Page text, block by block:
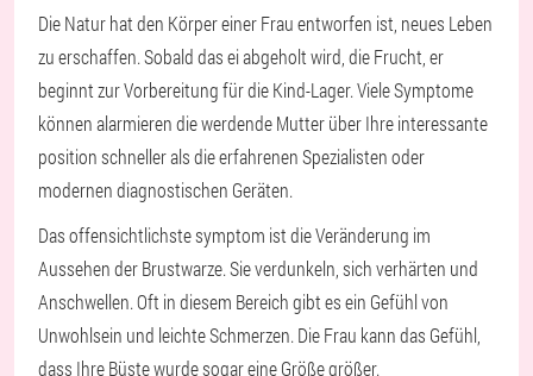
Die Natur hat den Körper einer Frau entworfen ist, neues Leben
zu erschaffen. Sobald das ei abgeholt wird, die Frucht, er
beginnt zur Vorbereitung für die Kind-Lager. Viele Symptome
können alarmieren die werdende Mutter über Ihre interessante
position schneller als die erfahrenen Spezialisten oder
modernen diagnostischen Geräten.
Das offensichtlichste symptom ist die Veränderung im
Aussehen der Brustwarze. Sie verdunkeln, sich verhärten und
Anschwellen. Oft in diesem Bereich gibt es ein Gefühl von
Unwohlsein und leichte Schmerzen. Die Frau kann das Gefühl,
dass Ihre Büste wurde sogar eine Größe größer.